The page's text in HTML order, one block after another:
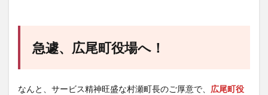
急遽、広尾町役場へ！
なんと、サービス精神旺盛な村瀬町長のご厚意で、 広尾町役